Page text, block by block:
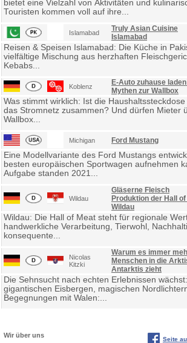
bietet eine Vielzahl von Aktivitäten und
Touristen kommen voll auf ihre...
Islamabad
Truly Asian Cuisine
Islamabad
Reisen & Speisen Islamabad: Die Küche in
vielfältige Mischung aus herzhaften
Kebabs...
Koblenz
E-Auto zuhause
Mythen zur Wallbox
Was stimmt wirklich: Ist die
das Stromnetz zusammen? Und dürfen Mieter
Wallbox...
Michigan Ford Mustang
Eine Modellvariante des Ford Mustangs
besten europäischen Sportwagen aufnehmen
Aufgabe standen 2021...
Wildau
Gläserne Fleisch
Produktion der Hall of
Wildau
Wildau: Die Hall of Meat steht für regionale
handwerkliche Verarbeitung, Tierwohl,
konsequente...
Nicolas
Kitzki
Warum es immer
Menschen in die
Antarktis zieht
Die Sehnsucht nach echten Erlebnissen
gigantischen Eisbergen, magischen
Begegnungen mit Walen:...
Wir über uns
Seite